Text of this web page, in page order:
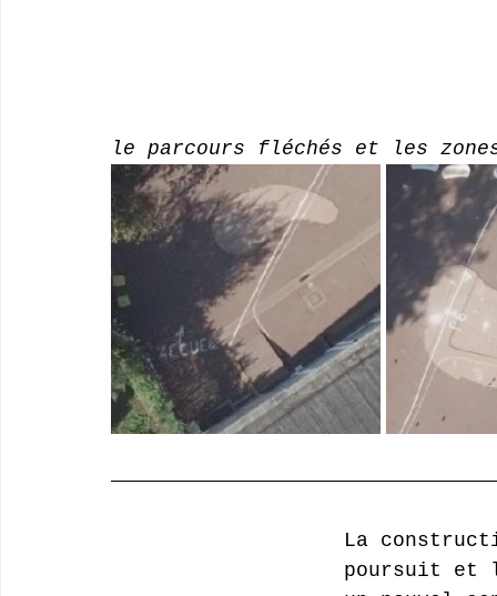
le parcours fléchés et les
La
poursuit et